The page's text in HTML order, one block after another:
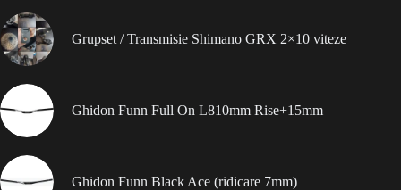
Grupset / Transmisie Shimano GRX 2×10 viteze
Ghidon Funn Full On L810mm Rise+15mm
Ghidon Funn Black Ace (ridicare 7mm)